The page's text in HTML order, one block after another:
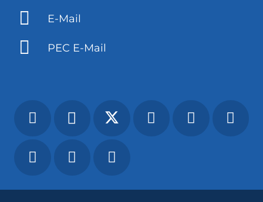
E-Mail
PEC E-Mail